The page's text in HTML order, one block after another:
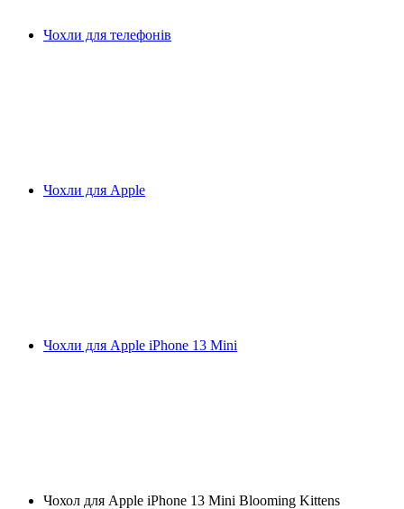
Чохли для телефонів
Чохли для Apple
Чохли для Apple iPhone 13 Mini
Чохол для Apple iPhone 13 Mini Blooming Kittens